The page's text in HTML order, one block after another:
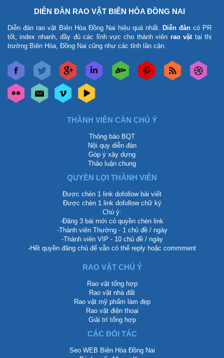
DIỄN ĐÀN RAO VẶT BIÊN HÒA ĐỒNG NAI
Diễn đàn rao vặt Biên Hòa Đồng Nai hiệu quả nhất. Diễn đàn có PR
tốt, index nhanh, đầy đủ các lĩnh vực cho thành viên rao vặt tại thị
trường Biên Hòa, Đồng Nai cũng như các tỉnh lân cận.
THÀNH VIÊN CẦN CHÚ Ý
Thông báo BQT
Nội quy diễn đàn
Góp ý xây dựng
Thảo luận chung
QUYỀN LỢI THÀNH VIÊN
Được chèn 1 link dofollow bài viết
Được chèn 1 link dofollow chữ ký
Chú ý:
-Đăng 3 bài mới có quyền chèn link
-Thành viên Thường - 1 chủ đề / ngày
-Thành viên VIP - 10 chủ đề / ngày
-Hết quyền đăng chủ để vẫn có thể reply hoặc commment
RAO VẶT CHÚ Ý
Rao vặt tổng hợp
Rao vặt nhà đất
Rao vặt mỹ phẩm làm đẹp
Rao vặt điện thoại
Giải trí tổng hợp
CÁC ĐỐI TÁC
Seo WEB Biên Hòa Đồng Nai